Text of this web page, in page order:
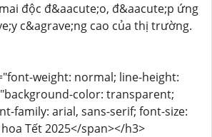
độc đ&aacute;o, đ&aacute;p ứng
c&agrave;ng cao của thị trường.
weight: normal; line-height:
color: transparent;
family: arial, sans-serif; font-size:
Tết 2025</span></h3>